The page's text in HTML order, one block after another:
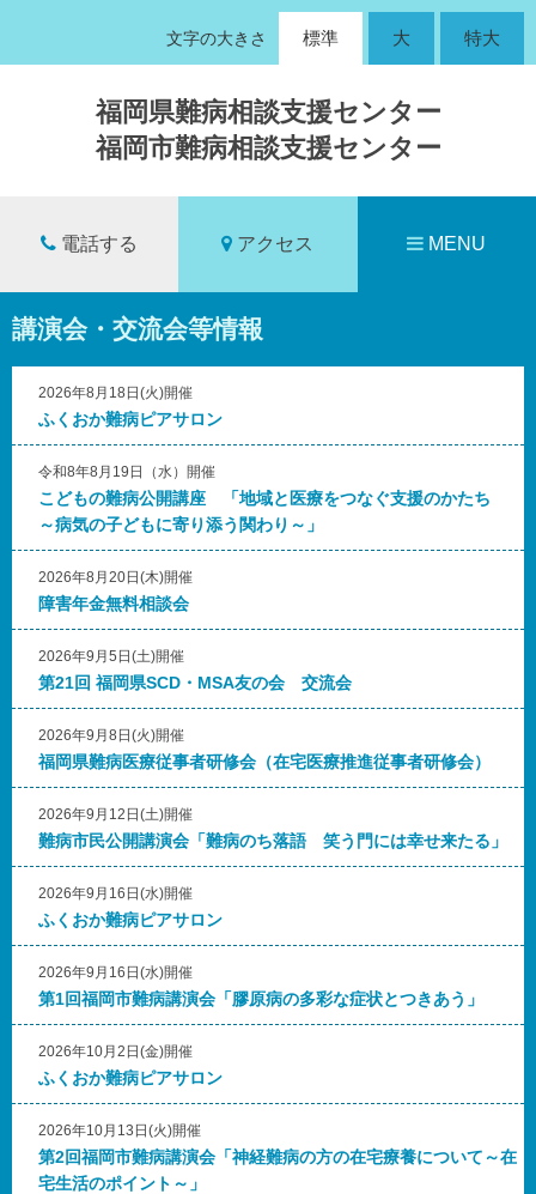
文字の大きさ 標準 大 特大
福岡県難病相談支援センター
福岡市難病相談支援センター
電話する アクセス MENU
講演会・交流会等情報
2026年8月18日(火)開催
ふくおか難病ピアサロン
令和8年8月19日（水）開催
こどもの難病公開講座 「地域と医療をつなぐ支援のかたち
～病気の子どもに寄り添う関わり～」
2026年8月20日(木)開催
障害年金無料相談会
2026年9月5日(土)開催
第21回 福岡県SCD・MSA友の会 交流会
2026年9月8日(火)開催
福岡県難病医療従事者研修会（在宅医療推進従事者研修会）
2026年9月12日(土)開催
難病市民公開講演会「難病のち落語 笑う門には幸せ来たる」
2026年9月16日(水)開催
ふくおか難病ピアサロン
2026年9月16日(水)開催
第1回福岡市難病講演会「膠原病の多彩な症状とつきあう」
2026年10月2日(金)開催
ふくおか難病ピアサロン
2026年10月13日(火)開催
第2回福岡市難病講演会「神経難病の方の在宅療養について～在
宅生活のポイント～」